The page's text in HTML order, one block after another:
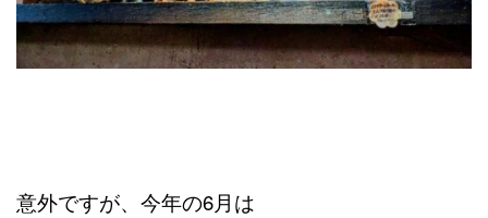
意外ですが、今年の6月は